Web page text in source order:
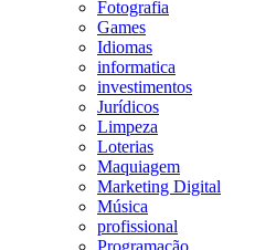
Fotografia
Games
Idiomas
informatica
investimentos
Jurídicos
Limpeza
Loterias
Maquiagem
Marketing Digital
Música
profissional